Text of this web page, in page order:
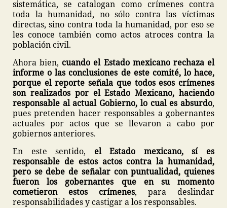
sistemática, se catalogan como crímenes contra
toda la humanidad, no sólo contra las víctimas
directas, sino contra toda la humanidad, por eso se
les conoce también como actos atroces contra la
población civil.
Ahora bien, cuando el Estado mexicano rechaza el
informe o las conclusiones de este comité, lo hace,
porque el reporte señala que todos esos crímenes
son realizados por el Estado Mexicano, haciendo
responsable al actual Gobierno, lo cual es absurdo,
pues pretenden hacer responsables a gobernantes
actuales por actos que se llevaron a cabo por
gobiernos anteriores.
En este sentido, el Estado mexicano, sí es
responsable de estos actos contra la humanidad,
pero se debe de señalar con puntualidad, quienes
fueron los gobernantes que en su momento
cometieron estos crímenes, para deslindar
responsabilidades y castigar a los responsables.